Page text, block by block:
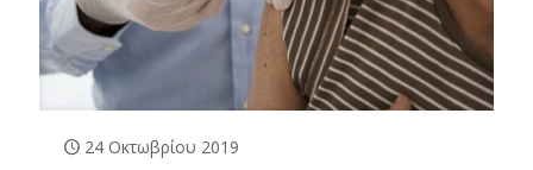
24 Οκτωβρίου 2019